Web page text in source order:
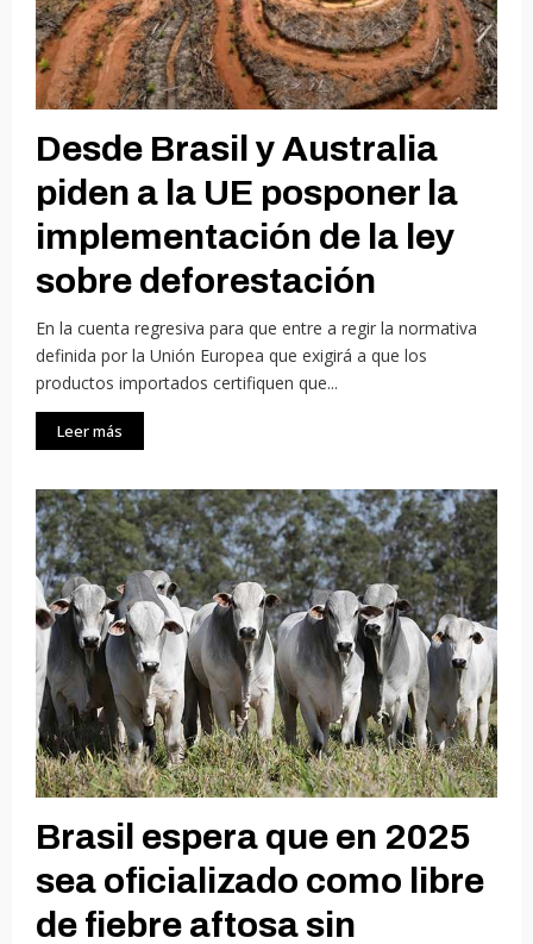
Desde Brasil y Australia
piden a la UE posponer la
implementación de la ley
sobre deforestación
En la cuenta regresiva para que entre a regir la normativa
definida por la Unión Europea que exigirá a que los
productos importados certifiquen que...
Leer más
Brasil espera que en 2025
sea oficializado como libre
de fiebre aftosa sin